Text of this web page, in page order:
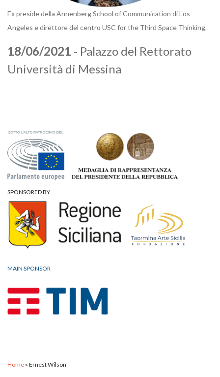
Ex preside della Annenberg School of Communication di Los
Angeles e direttore del centro USC for the Third Space Thinking.
18/06/2021 - Palazzo del Rettorato
Università di Messina
SPONSORED BY
MAIN SPONSOR
Home » Ernest Wilson